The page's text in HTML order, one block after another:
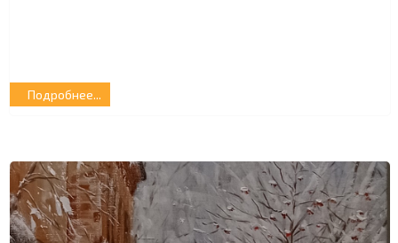
Подробнее...